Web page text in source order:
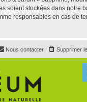
soient stockées dans notre
responsables en cas de
Supprimer
Nous contacter